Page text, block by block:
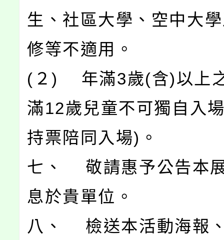
生、社區大學、空中大
修等不適用。
(２) 年滿3歲(含)以上
滿12歲兒童不可獨自入
持票陪同入場)。
七、 敬請惠予公告本
息於貴單位。
八、 檢送本活動海報